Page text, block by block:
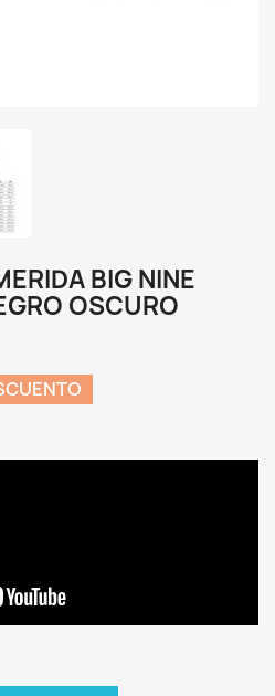
BIG NINE
OSCURO